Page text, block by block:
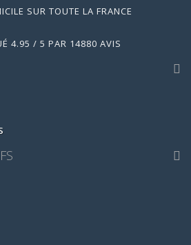
SUR TOUTE LA FRANCE
4.95 / 5 PAR 14880 AVIS